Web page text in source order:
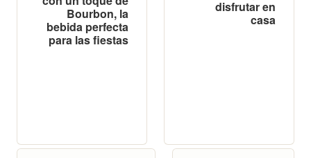
Bourbon, la
bebida perfecta
para las fiestas
disfrutar en
casa